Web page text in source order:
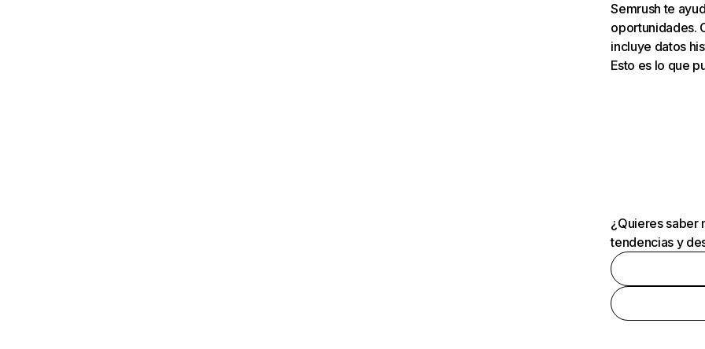
Semrush te
oportunidades.
incluye datos
Esto es lo que
¿Quieres saber
tendencias y